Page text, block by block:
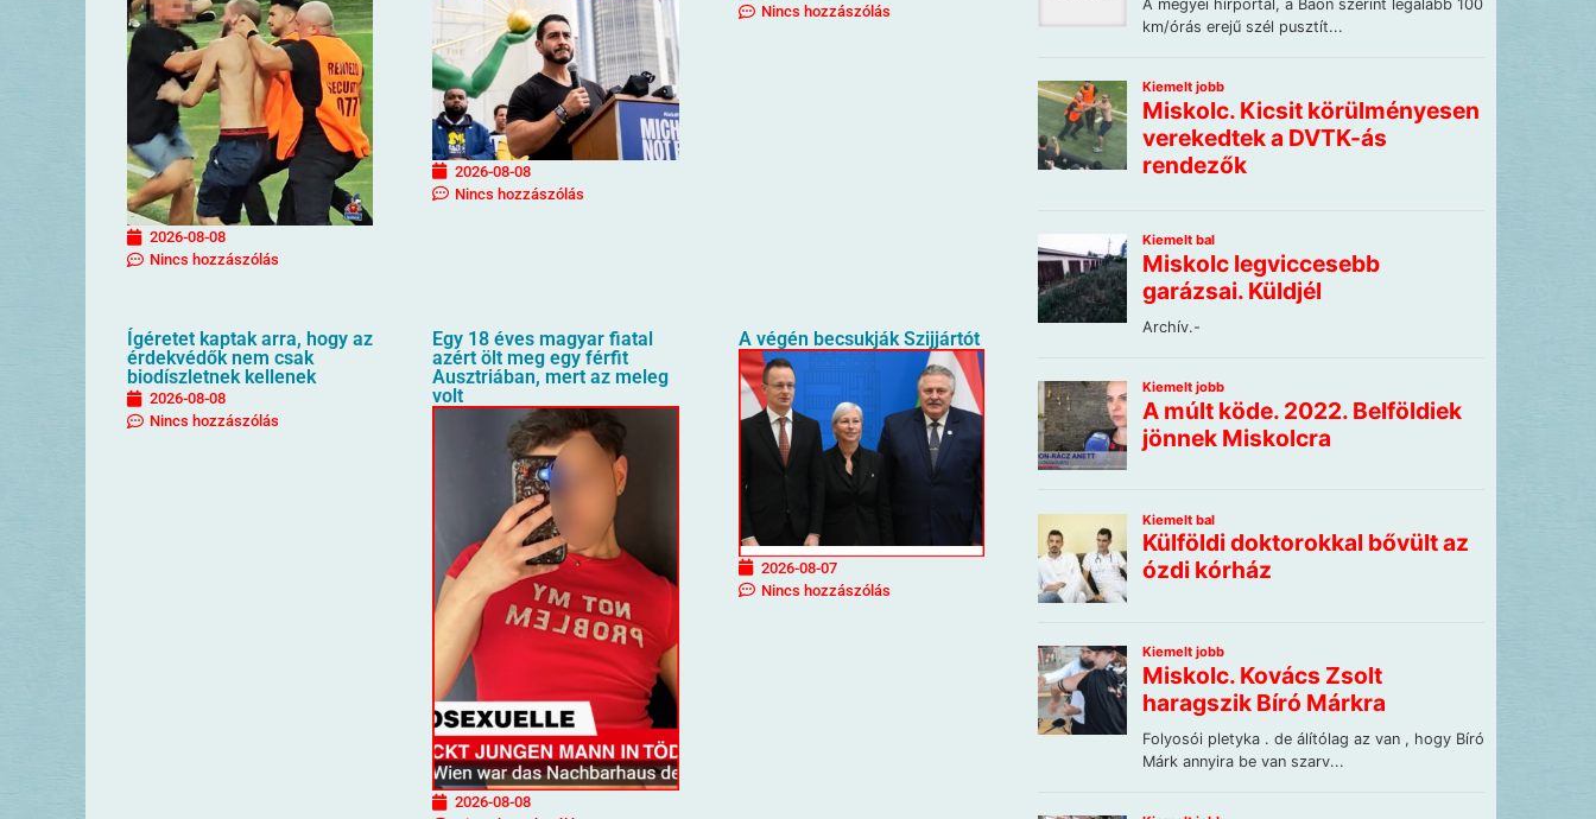
2026-08-08
Nincs hozzászólás
2026-08-08
Nincs hozzászólás
Nincs hozzászólás
Ígéretet kaptak arra, hogy az
érdekvédők nem csak
biodíszletnek kellenek
2026-08-08
Nincs hozzászólás
Egy 18 éves magyar fiatal
azért ölt meg egy férfit
Ausztriában, mert az meleg
volt
2026-08-08
A végén becsukják Szijjártót
2026-08-07
Nincs hozzászólás